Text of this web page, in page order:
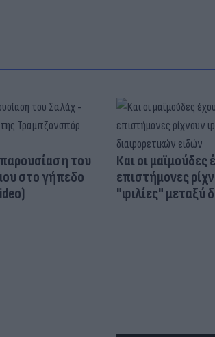
του
στο γήπεδο
Και οι μαϊμούδες
επιστήμονες
"φιλίες" μεταξύ